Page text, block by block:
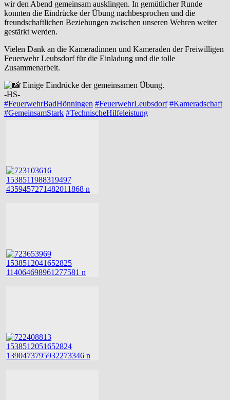
wir den Abend gemeinsam ausklingen. In gemütlicher Runde
konnten die Eindrücke der Übung nachbesprochen und die
freundschaftlichen Beziehungen zwischen unseren Wehren weiter
gestärkt werden.
Vielen Dank an die Kameradinnen und Kameraden der Freiwilligen
Feuerwehr Leubsdorf für die Einladung und die tolle
Zusammenarbeit.
Einige Eindrücke der gemeinsamen Übung.
-HS-
#FeuerwehrBadHönningen #FeuerwehrLeubsdorf #Kameradschaft
#GemeinsamStark #TechnischeHilfeleistung